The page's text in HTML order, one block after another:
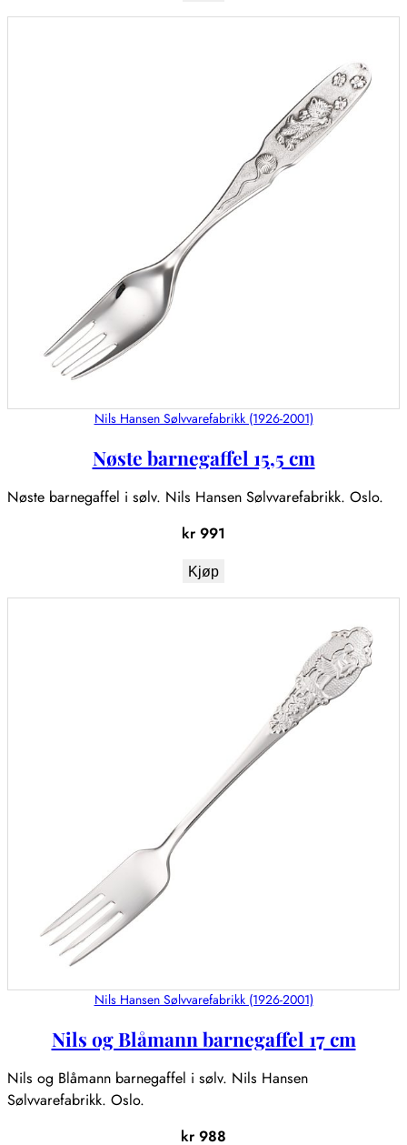
Nils Hansen Sølvvarefabrikk (1926-2001)
Nøste barnegaffel 15,5 cm
Nøste barnegaffel i sølv. Nils Hansen Sølvvarefabrikk. Oslo.
kr 991
Kjøp
Nils Hansen Sølvvarefabrikk (1926-2001)
Nils og Blåmann barnegaffel 17 cm
Nils og Blåmann barnegaffel i sølv. Nils Hansen
Sølvvarefabrikk. Oslo.
kr 988